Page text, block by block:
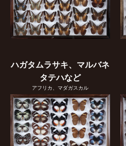
ハガタムラサキ、マルバネ
タテハなど
アフリカ、マダガスカル